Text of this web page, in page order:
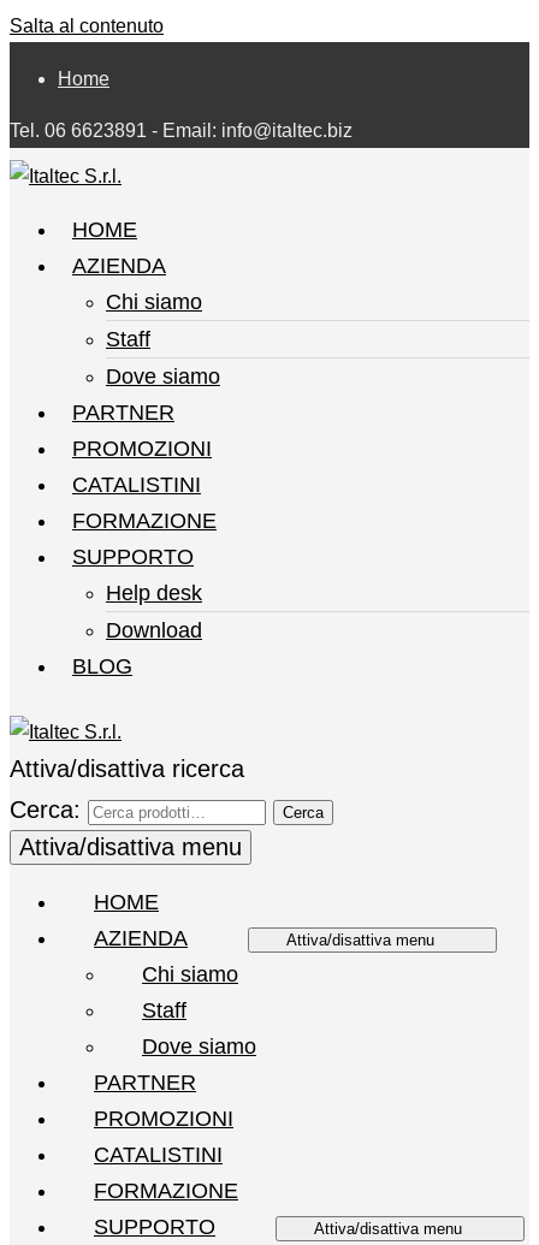
Salta al contenuto
Home
Tel. 06 6623891 - Email: info@italtec.biz
HOME
AZIENDA
Chi siamo
Staff
Dove siamo
PARTNER
PROMOZIONI
CATALISTINI
FORMAZIONE
SUPPORTO
Help desk
Download
BLOG
Attiva/disattiva ricerca
Cerca:
Cerca
Attiva/disattiva menu
HOME
AZIENDA
Attiva/disattiva menu
Chi siamo
Staff
Dove siamo
PARTNER
PROMOZIONI
CATALISTINI
FORMAZIONE
SUPPORTO
Attiva/disattiva menu